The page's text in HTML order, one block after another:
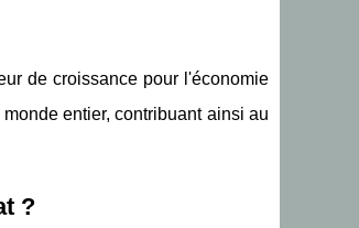
de croissance pour l'économie
entier, contribuant ainsi au
?